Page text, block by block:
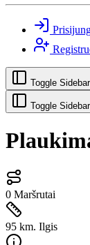
Toggle Sidebar
Toggle Sidebar
0 Maršrutai
95 km. Ilgis